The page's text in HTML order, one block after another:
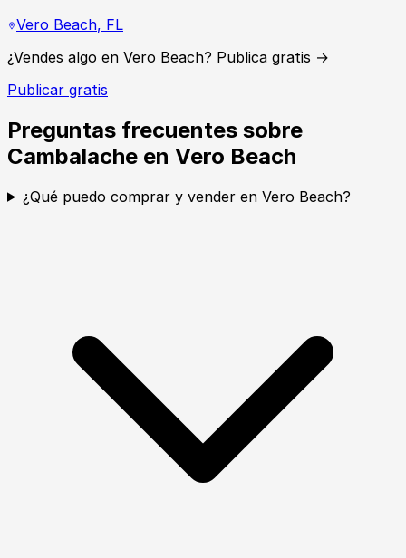
Vero Beach, FL
¿Vendes algo en Vero Beach? Publica gratis →
Publicar gratis
Preguntas frecuentes sobre
Cambalache en Vero Beach
¿Qué puedo comprar y vender en Vero Beach?